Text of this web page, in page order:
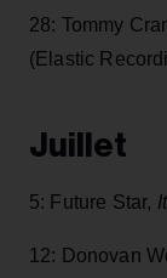
28: Tommy
(Elastic
Juillet
5: Future Star,
12: Donovan